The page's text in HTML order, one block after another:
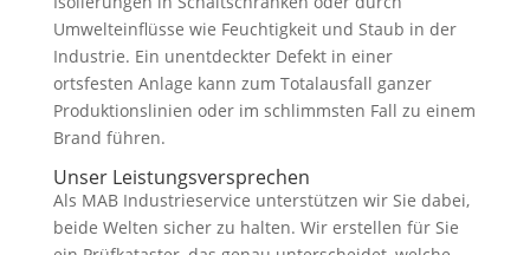
Umwelteinflüsse wie Feuchtigkeit und Staub in der
Industrie. Ein unentdeckter Defekt in einer
ortsfesten Anlage kann zum Totalausfall ganzer
Produktionslinien oder im schlimmsten Fall zu einem
Brand führen.
Unser Leistungsversprechen
Als MAB Industrieservice unterstützen wir Sie dabei,
beide Welten sicher zu halten. Wir erstellen für Sie